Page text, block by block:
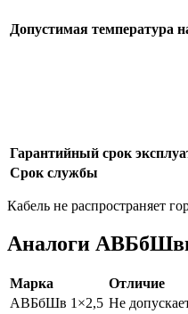
Допустимая температура
Гарантийный срок
Срок службы
Кабель не распространяет
Аналоги
Марка
Отличие
АВБбШв 1×2,5 Не